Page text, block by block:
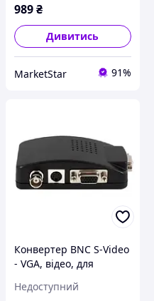
989₴
Дивитись
MarketStar 91%
Конвертер BNC S-Video
- VGA, відео, для
Недоступний